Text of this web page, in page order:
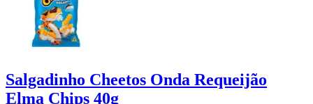
Salgadinho Cheetos Onda Requeijão
Elma Chips 40g